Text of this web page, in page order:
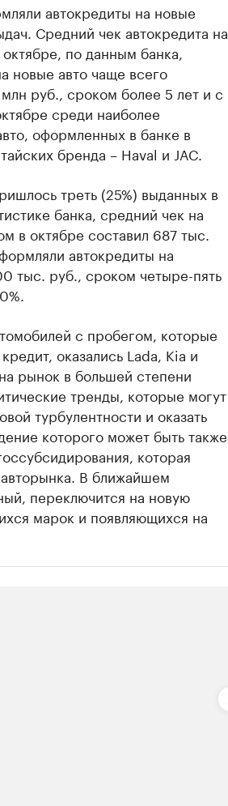
автокредиты на новые
Средний чек автокредита на
по данным банка,
новые авто чаще всего
руб., сроком более 5 лет и с
среди наиболее
оформленных в банке в
бренда – Haval и JAC.
треть (25%) выданных в
банка, средний чек на
в октябре составил 687 тыс.
автокредиты на
тыс. руб., сроком четыре-пять
с пробегом, которые
оказались Lada, Kia и
рынок в большей степени
тренды, которые могут
турбулентности и оказать
которого может быть также
которая
В ближайшем
переключится на новую
марок и появляющихся на